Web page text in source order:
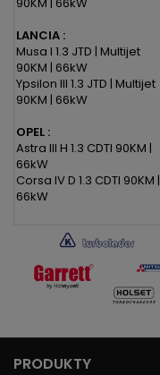
LANCIA :
Musa I 1.3 JTD | Multijet
90KM | 66kW
Ypsilon III 1.3 JTD | Multijet
90KM | 66kW
OPEL :
Astra III H 1.3 CDTI 90KM |
66kW
Corsa IV D 1.3 CDTI 90KM |
66kW
PRODUKTY